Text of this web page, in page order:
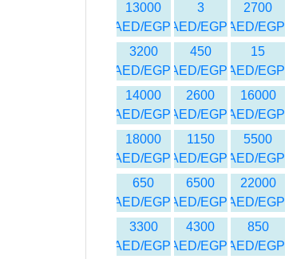
2700
AED/EGP
3
AED/EGP
13000
AED/EGP
15
AED/EGP
450
AED/EGP
3200
AED/EGP
16000
AED/EGP
2600
AED/EGP
14000
AED/EGP
5500
AED/EGP
1150
AED/EGP
18000
AED/EGP
22000
AED/EGP
6500
AED/EGP
650
AED/EGP
850
AED/EGP
4300
AED/EGP
3300
AED/EGP